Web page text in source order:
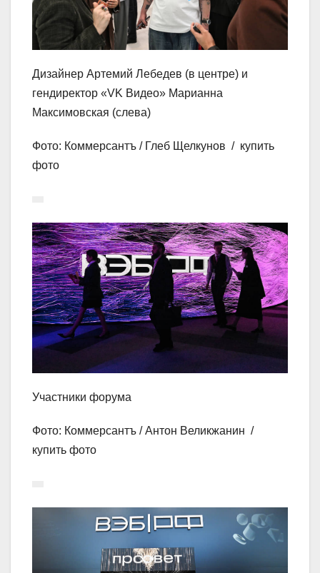
Дизайнер Артемий Лебедев (в центре) и
гендиректор «VK Видео» Марианна
Максимовская (слева)
Фото: Коммерсантъ / Глеб Щелкунов / купить
фото
Участники форума
Фото: Коммерсантъ / Антон Великжанин /
купить фото